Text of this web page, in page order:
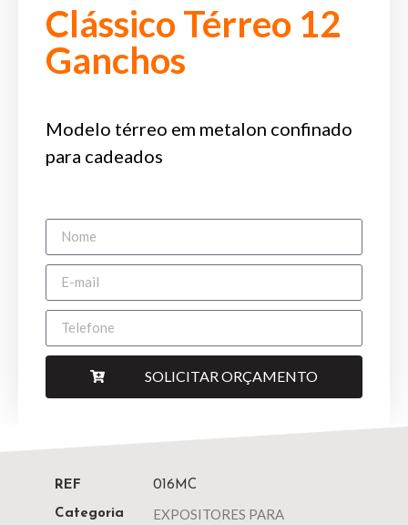
Clássico Térreo 12
Ganchos
Modelo térreo em metalon confinado
para cadeados
SOLICITAR ORÇAMENTO
REF 016MC
Categoria
EXPOSITORES PARA